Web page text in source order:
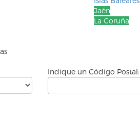
Jaén
La Coruña
Indique un Código Postal: